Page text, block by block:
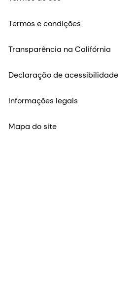
Termos e condições
Transparência na Califórnia
Declaração de acessibilidade
Informações legais
Mapa do site